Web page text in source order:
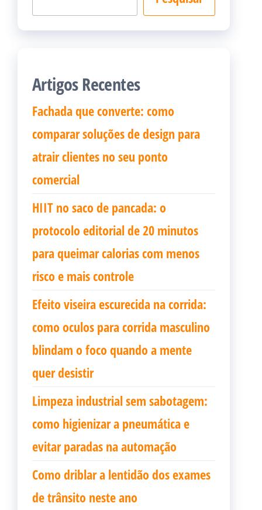
Artigos Recentes
Fachada que converte: como
comparar soluções de design para
atrair clientes no seu ponto
comercial
HIIT no saco de pancada: o
protocolo editorial de 20 minutos
para queimar calorias com menos
risco e mais controle
Efeito viseira escurecida na corrida:
como oculos para corrida masculino
blindam o foco quando a mente
quer desistir
Limpeza industrial sem sabotagem:
como higienizar a pneumática e
evitar paradas na automação
Como driblar a lentidão dos exames
de trânsito neste ano